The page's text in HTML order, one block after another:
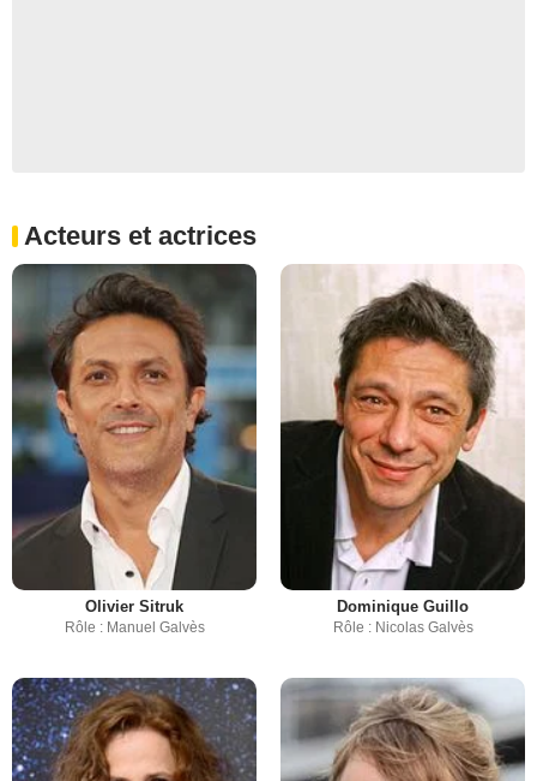
Acteurs et actrices
Olivier Sitruk
Rôle : Manuel Galvès
Dominique Guillo
Rôle : Nicolas Galvès